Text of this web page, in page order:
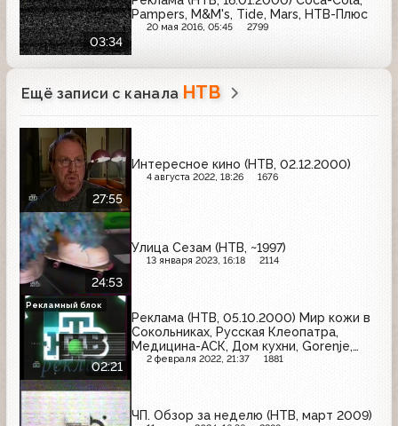
03:34
Pampers, M&M's, Tide, Mars, НТВ-Плюс
20 мая 2016, 05:45 2799
Ещё записи с канала НТВ
27:55
Интересное кино (НТВ, 02.12.2000)
4 августа 2022, 18:26 1676
24:53
Улица Сезам (НТВ, ~1997)
13 января 2023, 16:18 2114
02:21
Реклама (НТВ, 05.10.2000) Мир кожи в
Сокольниках, Русская Клеопатра,
Медицина-АСК, Дом кухни, Gorenje,
Три льва, Автореал, Majestic, XXL.RU,
2 февраля 2022, 21:37 1881
Рекламный блок
ЧП. Обзор за неделю (НТВ, март 2009)